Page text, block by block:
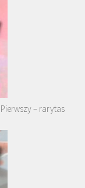
– rarytas